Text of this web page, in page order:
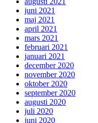
juni 2021
maj 2021
april 2021
mars 2021
februari 2021
januari 2021
december 2020
november 2020
oktober 2020
september 2020
augusti 2020
juli 2020
juni 2020